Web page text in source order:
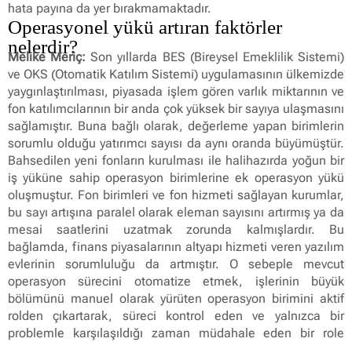
hata payına da yer bırakmamaktadır.
Operasyonel yükü artıran faktörler
nelerdir?
Melike Meriç: Son yıllarda BES (Bireysel Emeklilik Sistemi)
ve OKS (Otomatik Katılım Sistemi) uygulamasının ülkemizde
yaygınlaştırılması, piyasada işlem gören varlık miktarının ve
fon katılımcılarının bir anda çok yüksek bir sayıya ulaşmasını
sağlamıştır. Buna bağlı olarak, değerleme yapan birimlerin
sorumlu olduğu yatırımcı sayısı da aynı oranda büyümüştür.
Bahsedilen yeni fonların kurulması ile halihazırda yoğun bir
iş yüküne sahip operasyon birimlerine ek operasyon yükü
oluşmuştur. Fon birimleri ve fon hizmeti sağlayan kurumlar,
bu sayı artışına paralel olarak eleman sayısını artırmış ya da
mesai saatlerini uzatmak zorunda kalmışlardır. Bu
bağlamda, finans piyasalarının altyapı hizmeti veren yazılım
evlerinin sorumluluğu da artmıştır. O sebeple mevcut
operasyon sürecini otomatize etmek, işlerinin büyük
bölümünü manuel olarak yürüten operasyon birimini aktif
rolden çıkartarak, süreci kontrol eden ve yalnızca bir
problemle karşılaşıldığı zaman müdahale eden bir role